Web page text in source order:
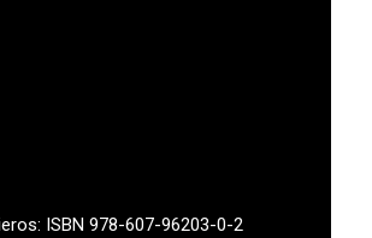
ISBN 978-607-96203-0-2